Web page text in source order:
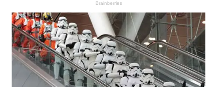
Brainberries